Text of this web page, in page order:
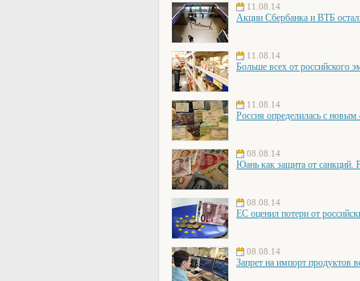
11.08.14
Акции Сбербанка и ВТБ
11.08.14
Больше всех от российского
11.08.14
Россия определилась с
08.08.14
Юань как защита от санкций.
08.08.14
ЕС оценил потери от
08.08.14
Запрет на импорт продуктов